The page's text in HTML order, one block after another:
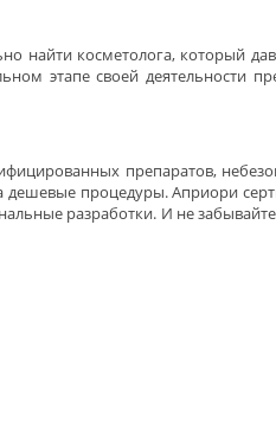
найти косметолога, который
этапе своей деятельности
препаратов,
дешевые процедуры. Априори
разработки. И не